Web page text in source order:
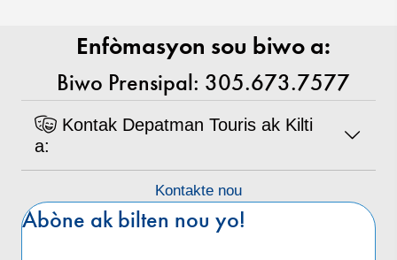
Enfòmasyon sou biwo a:
Biwo Prensipal: 305.673.7577
Kontak Depatman Touris ak Kilti
a:
Kontakte nou
Abòne ak bilten nou yo!